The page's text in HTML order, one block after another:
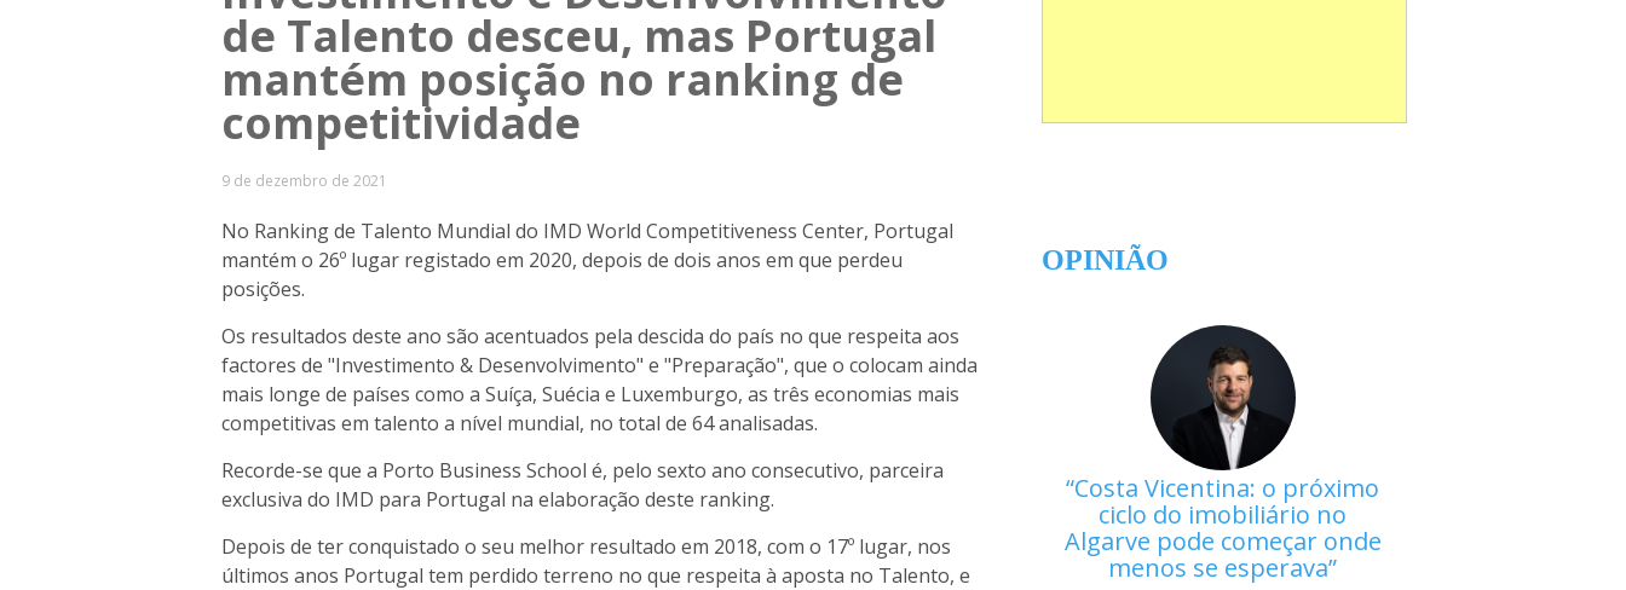
de Talento desceu, mas Portugal
mantém posição no ranking de
competitividade
9 de dezembro de 2021
No Ranking de Talento Mundial do IMD World Competitiveness Center, Portugal
mantém o 26º lugar registado em 2020, depois de dois anos em que perdeu
posições.
Os resultados deste ano são acentuados pela descida do país no que respeita aos
factores de "Investimento & Desenvolvimento" e "Preparação", que o colocam ainda
mais longe de países como a Suíça, Suécia e Luxemburgo, as três economias mais
competitivas em talento a nível mundial, no total de 64 analisadas.
Recorde-se que a Porto Business School é, pelo sexto ano consecutivo, parceira
exclusiva do IMD para Portugal na elaboração deste ranking.
Depois de ter conquistado o seu melhor resultado em 2018, com o 17º lugar, nos
últimos anos Portugal tem perdido terreno no que respeita à aposta no Talento, e
OPINIÃO
Costa Vicentina: o próximo
ciclo do imobiliário no
Algarve pode começar onde
menos se esperava